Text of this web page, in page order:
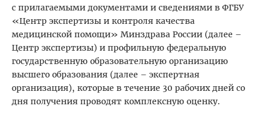
с прилагаемыми документами и сведениями в ФГБУ
«Центр экспертизы и контроля качества
медицинской помощи» Минздрава России (далее –
Центр экспертизы) и профильную федеральную
государственную образовательную организацию
высшего образования (далее – экспертная
организация), которые в течение 30 рабочих дней со
дня получения проводят комплексную оценку.